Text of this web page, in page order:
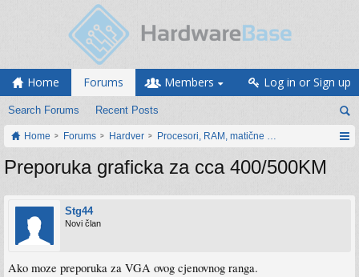
Home Forums
Search Forums Recent Posts
Members Log in or Sign up
Home Forums Hardver Procesori, RAM, matične ploče i grafičke
Preporuka graficka za cca 400/500KM
Stg44
Novi član
Ako moze preporuka za VGA ovog cjenovnog ranga.